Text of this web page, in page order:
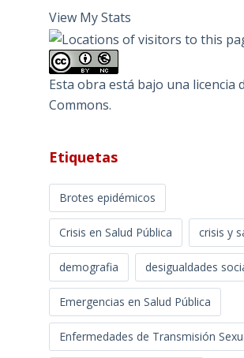
View My Stats
Esta obra está bajo una licencia
Commons.
Etiquetas
Brotes epidémicos
Crisis en Salud Pública crisis y
demografia desigualdades
Emergencias en Salud Pública
Enfermedades de Transmisión